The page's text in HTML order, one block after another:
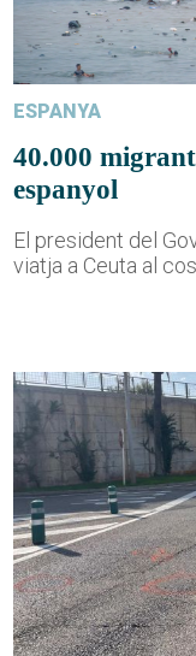
ESPANYA
40.000
espanyol
El president del
viatja a Ceuta al